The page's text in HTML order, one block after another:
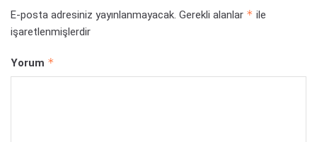
E-posta adresiniz yayınlanmayacak. Gerekli alanlar * ile
işaretlenmişlerdir
Yorum *